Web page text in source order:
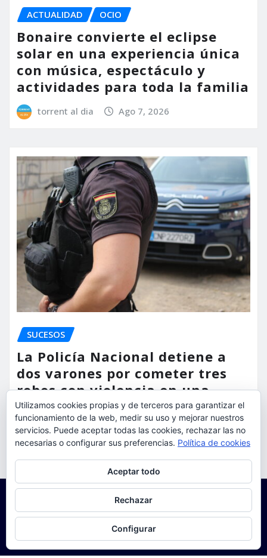
ACTUALIDAD OCIO
Bonaire convierte el eclipse
solar en una experiencia única
con música, espectáculo y
actividades para toda la familia
torrent al dia Ago 7, 2026
SUCESOS
La Policía Nacional detiene a
dos varones por cometer tres
robos con violencia en una
misma mañana
torrent al dia Ago 7, 2026
Utilizamos cookies propias y de terceros para garantizar el
funcionamiento de la web, medir su uso y mejorar nuestros
servicios. Puede aceptar todas las cookies, rechazar las no
necesarias o configurar sus preferencias. Política de cookies
Aceptar todo
Rechazar
Configurar
Para obtener más información, incluido cómo gestionar las cookies,